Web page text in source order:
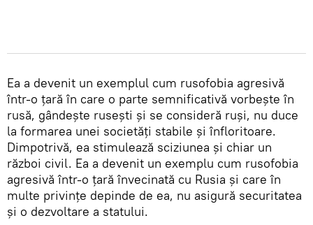
Ea a devenit un exemplul cum rusofobia agresivă
într-o țară în care o parte semnificativă vorbește în
rusă, gândește rusești și se consideră ruși, nu duce
la formarea unei societăți stabile și înfloritoare.
Dimpotrivă, ea stimulează sciziunea și chiar un
război civil. Ea a devenit un exemplu cum rusofobia
agresivă într-o țară învecinată cu Rusia și care în
multe privințe depinde de ea, nu asigură securitatea
și o dezvoltare a statului.